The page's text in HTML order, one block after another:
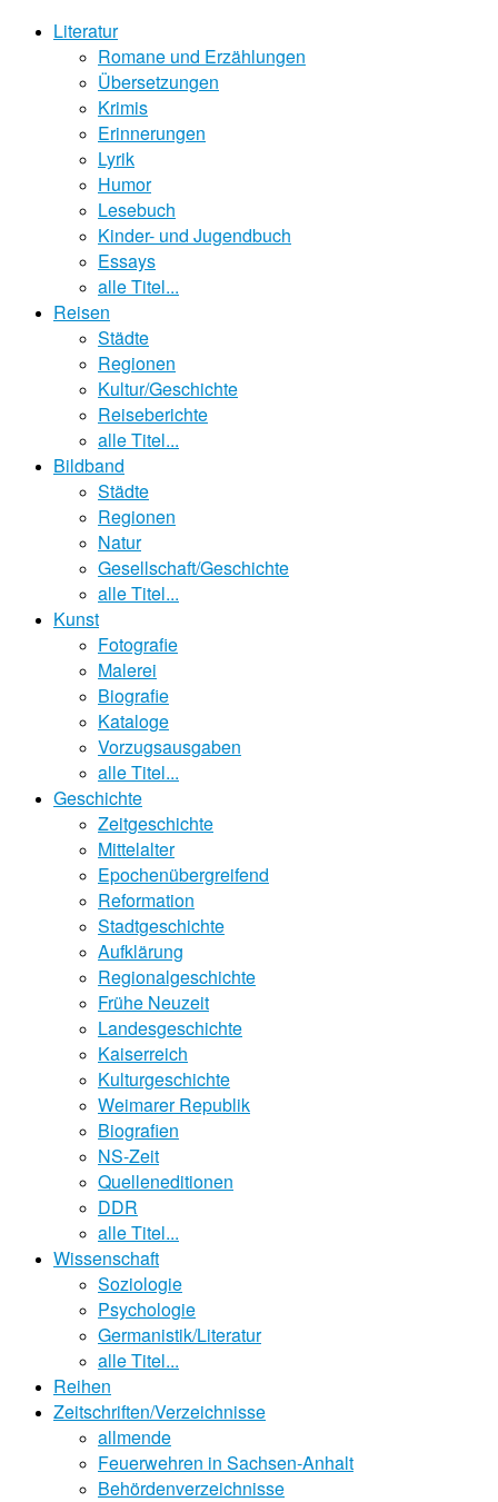
Literatur
Romane und Erzählungen
Übersetzungen
Krimis
Erinnerungen
Lyrik
Humor
Lesebuch
Kinder- und Jugendbuch
Essays
alle Titel...
Reisen
Städte
Regionen
Kultur/Geschichte
Reiseberichte
alle Titel...
Bildband
Städte
Regionen
Natur
Gesellschaft/Geschichte
alle Titel...
Kunst
Fotografie
Malerei
Biografie
Kataloge
Vorzugsausgaben
alle Titel...
Geschichte
Zeitgeschichte
Mittelalter
Epochenübergreifend
Reformation
Stadtgeschichte
Aufklärung
Regionalgeschichte
Frühe Neuzeit
Landesgeschichte
Kaiserreich
Kulturgeschichte
Weimarer Republik
Biografien
NS-Zeit
Quelleneditionen
DDR
alle Titel...
Wissenschaft
Soziologie
Psychologie
Germanistik/Literatur
alle Titel...
Reihen
Zeitschriften/Verzeichnisse
allmende
Feuerwehren in Sachsen-Anhalt
Behördenverzeichnisse